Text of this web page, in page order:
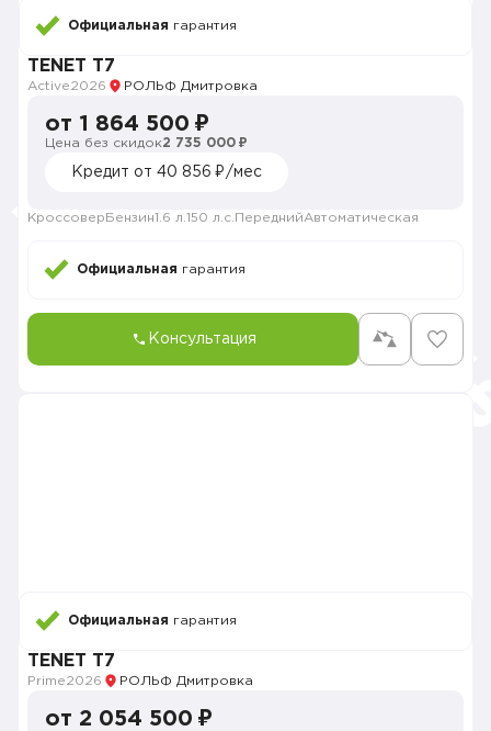
Официальная гарантия
TENET T7
Active2026 РОЛЬФ Дмитровка
от 1 864 500 ₽
Цена без скидок2 735 000 ₽
Кредит от 40 856 ₽/мес
Кроссовер Бензин1.6 л. 150 л.с. ПереднийАвтоматическая
Официальная гарантия
Консультация
Официальная гарантия
TENET T7
Prime2026 РОЛЬФ Дмитровка
от 2 054 500 ₽